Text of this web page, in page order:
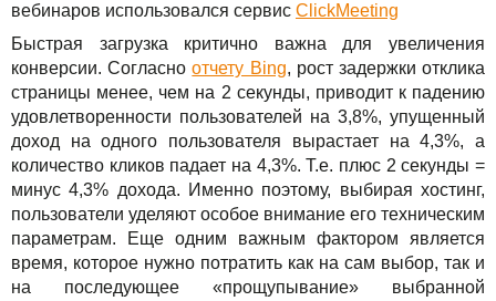
TuchaBackup
TuchaHosting
TuchaSync
Удаленный офис
Реселінг хостингу
Карьера
Контакты
Решения
Для бизнеса
Техподдержка
Инструкции
FAQ
Интервью
вебинаров использовался сервис ClickMeeting
Быстрая загрузка критично важна для увеличения
конверсии. Согласноотчету Bing, рост задержки отклика
страницы менее, чем на 2 секунды, приводит к падению
удовлетворенности пользователей на 3,8%, упущенный
доход на одного пользователя вырастает на 4,3%, а
количество кликов падает на 4,3%. Т.е. плюс 2 секунды =
минус 4,3% дохода. Именно поэтому, выбирая хостинг,
пользователи уделяют особое внимание его техническим
параметрам. Еще одним важным фактором является
время, которое нужно потратить как на сам выбор, так и
на последующее «прощупывание» выбранной